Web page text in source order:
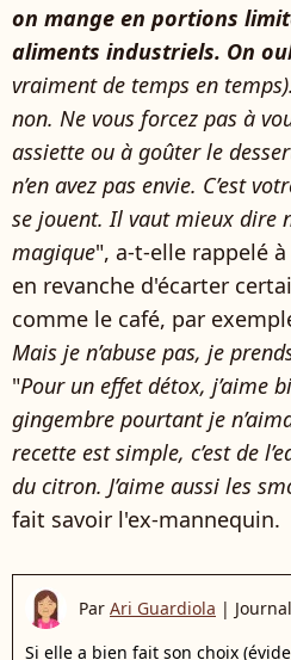
on mange en portions
aliments industriels. On
vraiment de temps en
non. Ne vous forcez pas à
assiette ou à goûter le
n’en avez pas envie. C’est
se jouent. Il vaut mieux dire
magique", a-t-elle rappelé à
en revanche d'écarter
comme le café, par
Mais je n’abuse pas, je
"Pour un effet détox, j’aime
gingembre pourtant je
recette est simple, c’est de
du citron. J’aime aussi les
fait savoir l'ex-mannequin.
Par Ari Guardiola |
Si elle a bien fait son choix